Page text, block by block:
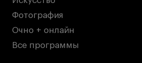
Фотография
Очно + онлайн
Все программы